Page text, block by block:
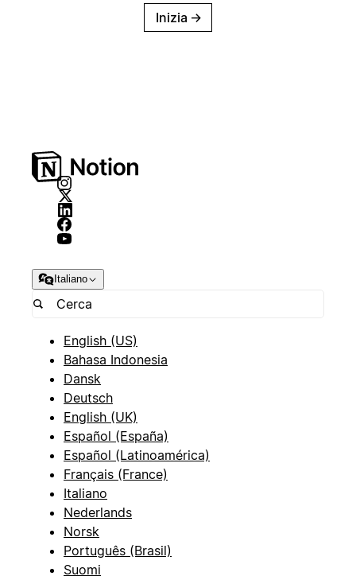
Inizia →
Italiano
English (US)
Bahasa Indonesia
Dansk
Deutsch
English (UK)
Español (España)
Español (Latinoamérica)
Français (France)
Italiano
Nederlands
Norsk
Português (Brasil)
Suomi